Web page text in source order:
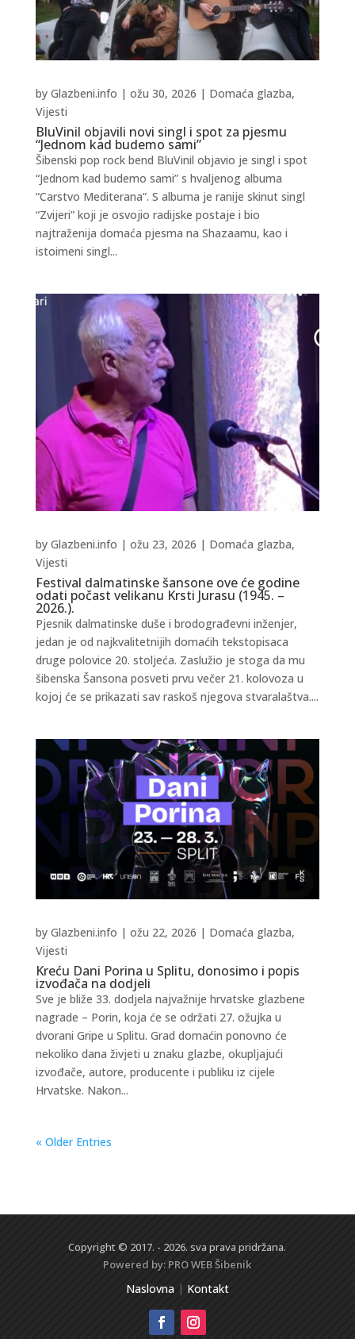
BluVinil objavili novi singl i spot za pjesmu
“Jednom kad budemo sami”
by Glazbeni.info | ožu 30, 2026 | Domaća glazba,
Vijesti
Šibenski pop rock bend BluVinil objavio je singl i spot
“Jednom kad budemo sami” s hvaljenog albuma
“Carstvo Mediterana”. S albuma je ranije skinut singl
“Zvijeri” koji je osvojio radijske postaje i bio
najtraženija domaća pjesma na Shazaamu, kao i
istoimeni singl...
Festival dalmatinske šansone ove će godine
odati počast velikanu Krsti Jurasu (1945. –
2026.).
by Glazbeni.info | ožu 23, 2026 | Domaća glazba,
Vijesti
Pjesnik dalmatinske duše i brodograđevni inženjer,
jedan je od najkvalitetnijih domaćih tekstopisaca
druge polovice 20. stoljeća. Zaslužio je stoga da mu
šibenska Šansona posveti prvu večer 21. kolovoza u
kojoj će se prikazati sav raskoš njegova stvaralaštva....
Kreću Dani Porina u Splitu, donosimo i popis
izvođača na dodjeli
by Glazbeni.info | ožu 22, 2026 | Domaća glazba,
Vijesti
Sve je bliže 33. dodjela najvažnije hrvatske glazbene
nagrade – Porin, koja će se održati 27. ožujka u
dvorani Gripe u Splitu. Grad domaćin ponovno će
nekoliko dana živjeti u znaku glazbe, okupljajući
izvođače, autore, producente i publiku iz cijele
Hrvatske. Nakon...
« Older Entries
Copyright © 2017. - 2026. sva prava pridržana.
Powered by: PRO WEBŠibenik
Naslovna| Kontakt